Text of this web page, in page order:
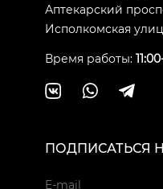
Аптекарский
Исполкомская
Время работы:
ПОДПИСАТЬСЯ